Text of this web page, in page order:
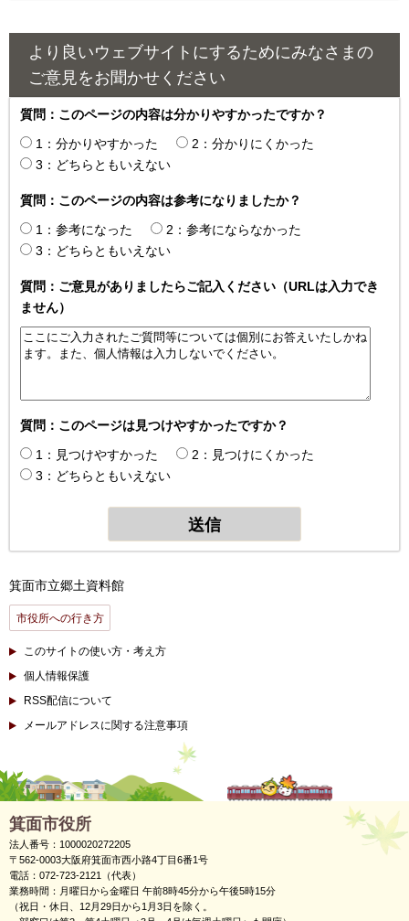
より良いウェブサイトにするためにみなさまの
ご意見をお聞かせください
質問：このページの内容は分かりやすかったですか？
1：分かりやすかった
2：分かりにくかった
3：どちらともいえない
質問：このページの内容は参考になりましたか？
1：参考になった
2：参考にならなかった
3：どちらともいえない
質問：ご意見がありましたらご記入ください（URLは入力でき
ません）
質問：このページは見つけやすかったですか？
1：見つけやすかった
2：見つけにくかった
3：どちらともいえない
箕面市立郷土資料館
市役所への行き方
このサイトの使い方・考え方
個人情報保護
RSS配信について
メールアドレスに関する注意事項
箕面市役所
法人番号：1000020272205
〒562-0003大阪府箕面市西小路4丁目6番1号
電話：072-723-2121（代表）
業務時間：月曜日から金曜日 午前8時45分から午後5時15分
（祝日・休日、12月29日から1月3日を除く。